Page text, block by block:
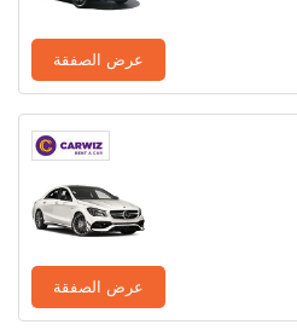
عرض الصفقة
عرض الصفقة